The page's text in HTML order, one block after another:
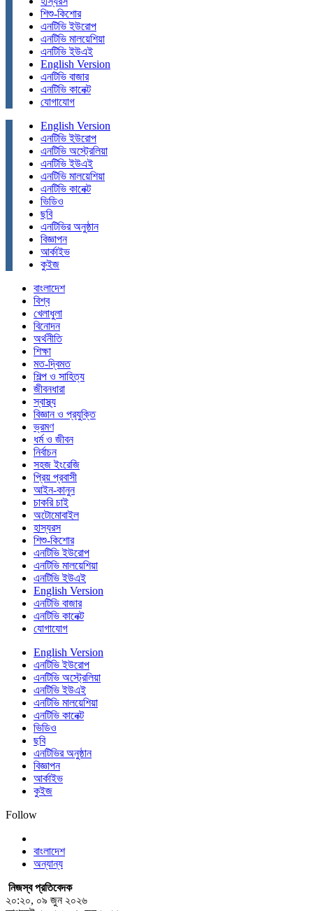
শিশু-কিশোর
এনটিভি ইউরোপ
এনটিভি মালয়েশিয়া
এনটিভি ইউএই
English Version
এনটিভি বাজার
এনটিভি কানেক্ট
যোগাযোগ
English Version
এনটিভি ইউরোপ
এনটিভি অস্ট্রেলিয়া
এনটিভি ইউএই
এনটিভি মালয়েশিয়া
এনটিভি কানেক্ট
ভিডিও
ছবি
এনটিভির অনুষ্ঠান
বিজ্ঞাপন
আর্কাইভ
কুইজ
বাংলাদেশ
বিশ্ব
খেলাধুলা
বিনোদন
অর্থনীতি
শিক্ষা
মত-দ্বিমত
শিল্প ও সাহিত্য
জীবনধারা
স্বাস্থ্য
বিজ্ঞান ও প্রযুক্তি
ভ্রমণ
ধর্ম ও জীবন
নির্বাচন
সহজ ইংরেজি
প্রিয় প্রবাসী
আইন-কানুন
চাকরি চাই
অটোমোবাইল
হাস্যরস
শিশু-কিশোর
এনটিভি ইউরোপ
এনটিভি মালয়েশিয়া
এনটিভি ইউএই
English Version
এনটিভি বাজার
এনটিভি কানেক্ট
যোগাযোগ
English Version
এনটিভি ইউরোপ
এনটিভি অস্ট্রেলিয়া
এনটিভি ইউএই
এনটিভি মালয়েশিয়া
এনটিভি কানেক্ট
ভিডিও
ছবি
এনটিভির অনুষ্ঠান
বিজ্ঞাপন
আর্কাইভ
কুইজ
Follow
বাংলাদেশ
অন্যান্য
নিজস্ব প্রতিবেদক
২০:২০, ০৯ জুন ২০২৬